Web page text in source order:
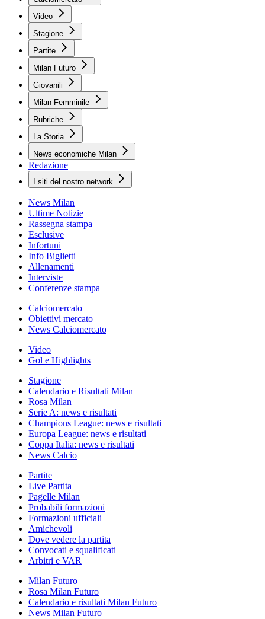
Video
Stagione
Partite
Milan Futuro
Giovanili
Milan Femminile
Rubriche
La Storia
News economiche Milan
Redazione
I siti del nostro network
News Milan
Ultime Notizie
Rassegna stampa
Esclusive
Infortuni
Info Biglietti
Allenamenti
Interviste
Conferenze stampa
Calciomercato
Obiettivi mercato
News Calciomercato
Video
Gol e Highlights
Stagione
Calendario e Risultati Milan
Rosa Milan
Serie A: news e risultati
Champions League: news e risultati
Europa League: news e risultati
Coppa Italia: news e risultati
News Calcio
Partite
Live Partita
Pagelle Milan
Probabili formazioni
Formazioni ufficiali
Amichevoli
Dove vedere la partita
Convocati e squalificati
Arbitri e VAR
Milan Futuro
Rosa Milan Futuro
Calendario e risultati Milan Futuro
News Milan Futuro